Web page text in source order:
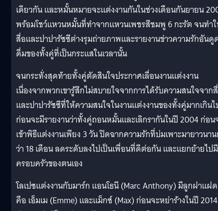
เดียวกัน และหมั้นหมายจะแต่งงานกันในช่วงเดือนกันยายน
พร้อมโชว์แหวนหมั้นที่ทำจากแหวนเพชรสีชมพู 6 กะรัต จนทำ
สื่อและปาปารัซซีต่างรุมถ่ายภาพและรายงานข่าวความรักอันดู
ดื่มของทั้งคู่ที่เป็นกระแสในเวลานั้น
จนกระทั่งสุดท้ายทั้งคู่ตัดสินใจประกาศเลื่อนงานแต่งงาน
เนื่องจากพวกเขารู้สึกไม่สบายใจจากการได้รับความสนใจจาก
และปาปารัซซีที่ให้ความสนใจในงานแต่งงานของทั้งคู่มากเกิน
ก่อนจะมีรายงานว่าทั้งคู่ถอนหมั้นและเลิกรากันในปี 2004 ก่อน
เข้าพิธีแต่งงานเพียง 3 วัน ปิดฉากความรักที่บ่มเพาะมายาวนา
ว่า 18 เดือน ลดระดับลงไปเป็นเพื่อนที่ดีต่อกัน และแยกย้ายไปมี
ครอบครัวของตนเอง
โลเปซแต่งงานกับมาร์ก แอนโธนี (Marc Anthony) มีลูกฝาแฝด
คือ เอ็มเม (Emme) และแม็กซ์ (Max) ก่อนจะหย่าร้างในปี 2014